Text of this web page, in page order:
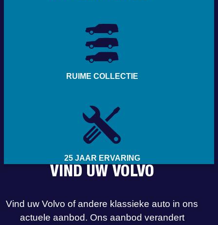
RUIME COLLECTIE
25 JAAR ERVARING
VIND UW VOLVO
Vind uw Volvo of andere klassieke auto in ons
actuele aanbod. Ons aanbod verandert